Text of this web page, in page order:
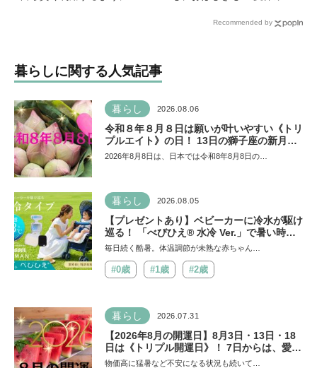
Recommended by
暮らしに関する人気記事
暮らし 2026.08.06
令和８年８月８日は願いが叶いやすい《トリ
プルエイト》の日！ 13日の獅子座の新月＆
皆既日食の影響にも注目
2026年8月8日は、日本では令和8年8月8日の…
暮らし 2026.08.05
【プレゼントあり】ベビーカーに冷水が駆け
巡る！ 「べびひえ® 水冷 Ver.」で暑い時期
の赤ちゃんのお出かけをサポート
毎日続く酷暑。体温調節が未熟な赤ちゃん…
#0歳 #1歳 #2歳
暮らし 2026.07.31
【2026年8月の開運日】8月3日・13日・18
日は《トリプル開運日》！ 7日からは、愛と
美とお金の星「金星」が、天秤座と蠍座に長
物価高に猛暑など不安になる状況も続いて…